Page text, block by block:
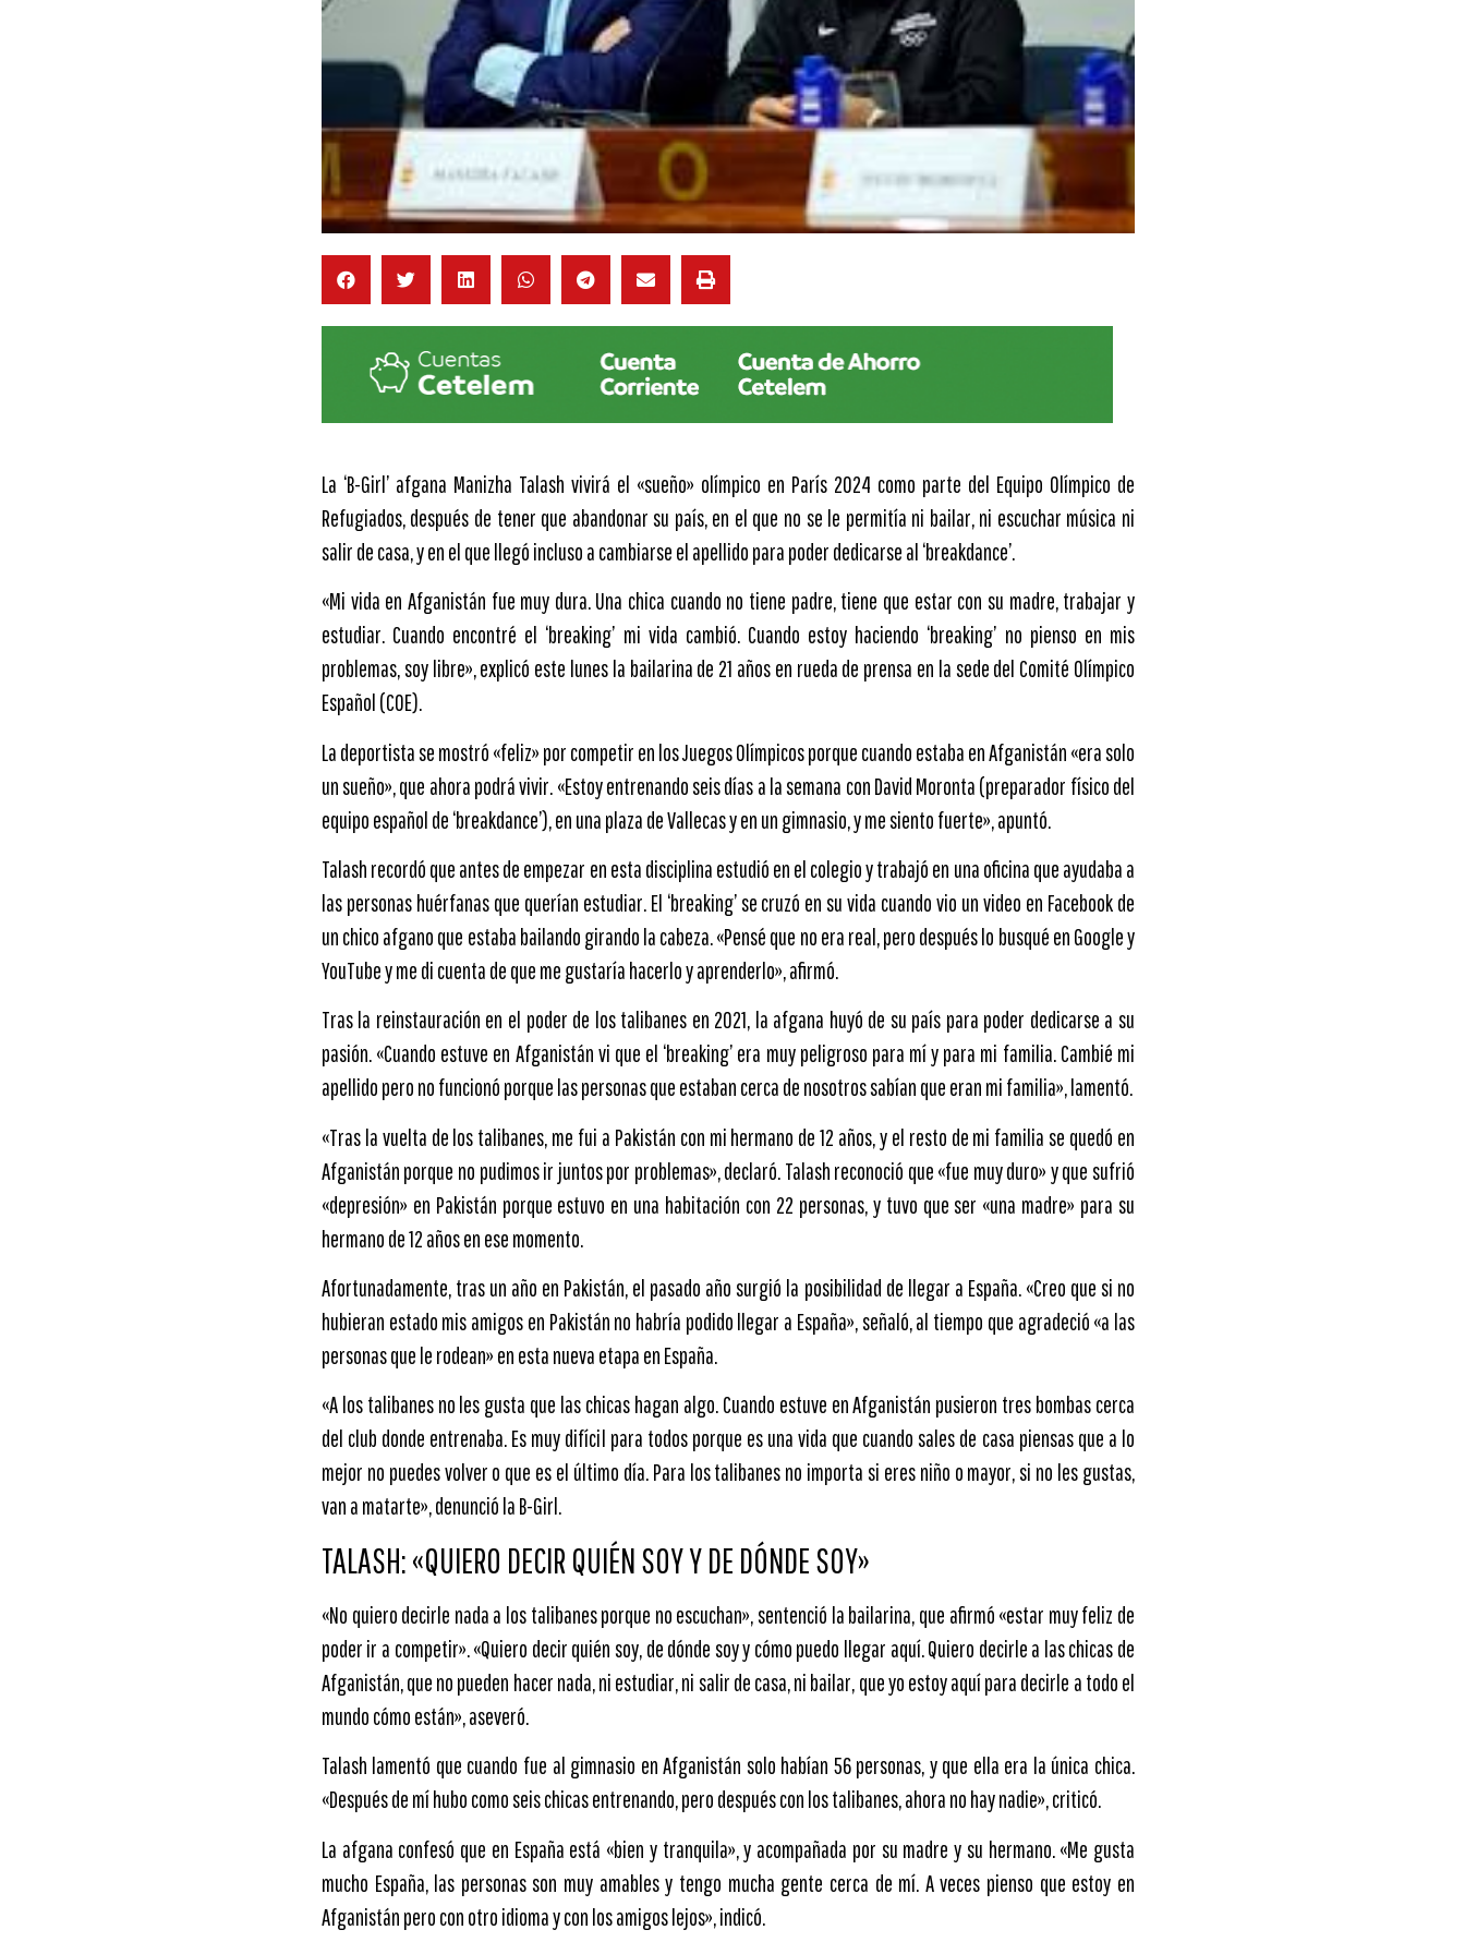
La ‘B-Girl’ afgana Manizha Talash vivirá el «sueño» olímpico en París 2024 como parte del Equipo Olímpico de
Refugiados, después de tener que abandonar su país, en el que no se le permitía ni bailar, ni escuchar música ni
salir de casa, y en el que llegó incluso a cambiarse el apellido para poder dedicarse al ‘breakdance’.
«Mi vida en Afganistán fue muy dura. Una chica cuando no tiene padre, tiene que estar con su madre, trabajar y
estudiar. Cuando encontré el ‘breaking’ mi vida cambió. Cuando estoy haciendo ‘breaking’ no pienso en mis
problemas, soy libre», explicó este lunes la bailarina de 21 años en rueda de prensa en la sede del Comité Olímpico
Español (COE).
La deportista se mostró «feliz» por competir en los Juegos Olímpicos porque cuando estaba en Afganistán «era solo
un sueño», que ahora podrá vivir. «Estoy entrenando seis días a la semana con David Moronta (preparador físico del
equipo español de ‘breakdance’), en una plaza de Vallecas y en un gimnasio, y me siento fuerte», apuntó.
Talash recordó que antes de empezar en esta disciplina estudió en el colegio y trabajó en una oficina que ayudaba a
las personas huérfanas que querían estudiar. El ‘breaking’ se cruzó en su vida cuando vio un video en Facebook de
un chico afgano que estaba bailando girando la cabeza. «Pensé que no era real, pero después lo busqué en Google y
YouTube y me di cuenta de que me gustaría hacerlo y aprenderlo», afirmó.
Tras la reinstauración en el poder de los talibanes en 2021, la afgana huyó de su país para poder dedicarse a su
pasión. «Cuando estuve en Afganistán vi que el ‘breaking’ era muy peligroso para mí y para mi familia. Cambié mi
apellido pero no funcionó porque las personas que estaban cerca de nosotros sabían que eran mi familia», lamentó.
«Tras la vuelta de los talibanes, me fui a Pakistán con mi hermano de 12 años, y el resto de mi familia se quedó en
Afganistán porque no pudimos ir juntos por problemas», declaró. Talash reconoció que «fue muy duro» y que sufrió
«depresión» en Pakistán porque estuvo en una habitación con 22 personas, y tuvo que ser «una madre» para su
hermano de 12 años en ese momento.
Afortunadamente, tras un año en Pakistán, el pasado año surgió la posibilidad de llegar a España. «Creo que si no
hubieran estado mis amigos en Pakistán no habría podido llegar a España», señaló, al tiempo que agradeció «a las
personas que le rodean» en esta nueva etapa en España.
«A los talibanes no les gusta que las chicas hagan algo. Cuando estuve en Afganistán pusieron tres bombas cerca
del club donde entrenaba. Es muy difícil para todos porque es una vida que cuando sales de casa piensas que a lo
mejor no puedes volver o que es el último día. Para los talibanes no importa si eres niño o mayor, si no les gustas,
van a matarte», denunció la B-Girl.
TALASH: «QUIERO DECIR QUIÉN SOY Y DE DÓNDE SOY»
«No quiero decirle nada a los talibanes porque no escuchan», sentenció la bailarina, que afirmó «estar muy feliz de
poder ir a competir». «Quiero decir quién soy, de dónde soy y cómo puedo llegar aquí. Quiero decirle a las chicas de
Afganistán, que no pueden hacer nada, ni estudiar, ni salir de casa, ni bailar, que yo estoy aquí para decirle a todo el
mundo cómo están», aseveró.
Talash lamentó que cuando fue al gimnasio en Afganistán solo habían 56 personas, y que ella era la única chica.
«Después de mí hubo como seis chicas entrenando, pero después con los talibanes, ahora no hay nadie», criticó.
La afgana confesó que en España está «bien y tranquila», y acompañada por su madre y su hermano. «Me gusta
mucho España, las personas son muy amables y tengo mucha gente cerca de mí. A veces pienso que estoy en
Afganistán pero con otro idioma y con los amigos lejos», indicó.